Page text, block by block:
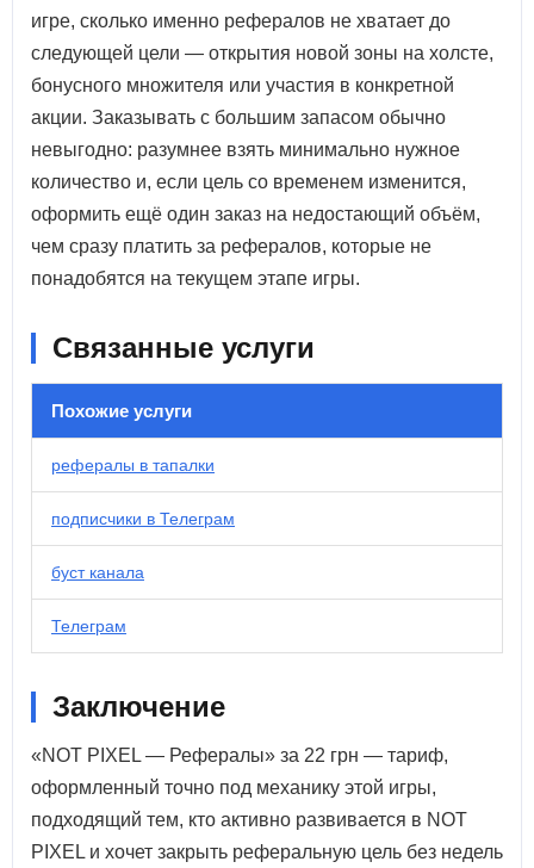
игре, сколько именно рефералов не хватает до
следующей цели — открытия новой зоны на холсте,
бонусного множителя или участия в конкретной
акции. Заказывать с большим запасом обычно
невыгодно: разумнее взять минимально нужное
количество и, если цель со временем изменится,
оформить ещё один заказ на недостающий объём,
чем сразу платить за рефералов, которые не
понадобятся на текущем этапе игры.
Связанные услуги
Похожие услуги
рефералы в тапалки
подписчики в Телеграм
буст канала
Телеграм
Заключение
«NOT PIXEL — Рефералы» за 22 грн — тариф,
оформленный точно под механику этой игры,
подходящий тем, кто активно развивается в NOT
PIXEL и хочет закрыть реферальную цель без недель